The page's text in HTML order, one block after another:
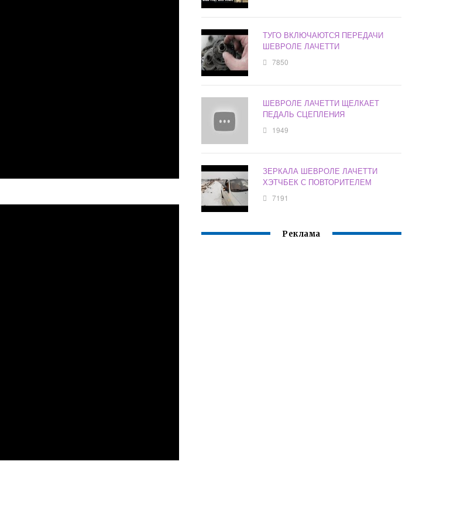
ТУГО ВКЛЮЧАЮТСЯ ПЕРЕДАЧИ
ШЕВРОЛЕ ЛАЧЕТТИ
7850
ШЕВРОЛЕ ЛАЧЕТТИ ЩЕЛКАЕТ
ПЕДАЛЬ СЦЕПЛЕНИЯ
1949
ЗЕРКАЛА ШЕВРОЛЕ ЛАЧЕТТИ
ХЭТЧБЕК С ПОВТОРИТЕЛЕМ
7191
Реклама